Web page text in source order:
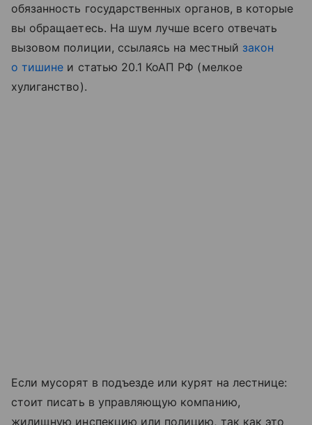
обязанность государственных органов, в которые
вы обращаетесь. На шум лучше всего отвечать
вызовом полиции, ссылаясь на местный закон
о тишине и статью 20.1 КоАП РФ (мелкое
хулиганство).
Если мусорят в подъезде или курят на лестнице:
стоит писать в управляющую компанию,
жилищную инспекцию или полицию, так как это